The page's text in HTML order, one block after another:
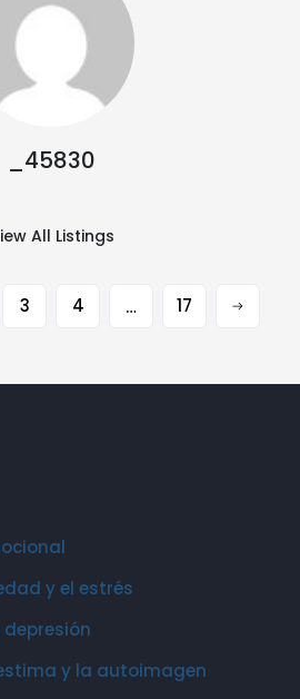
_45830
All Listings
3 4 … 17
y el estrés
y la autoimagen